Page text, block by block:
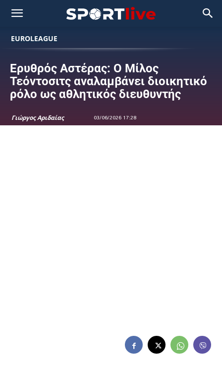
EUROLEAGUE
Ερυθρός Αστέρας: Ο Μίλος
Τεόντοσιτς αναλαμβάνει διοικητικό
ρόλο ως αθλητικός διευθυντής
Γιώργος Αριδαίας 03/06/2026 17:28